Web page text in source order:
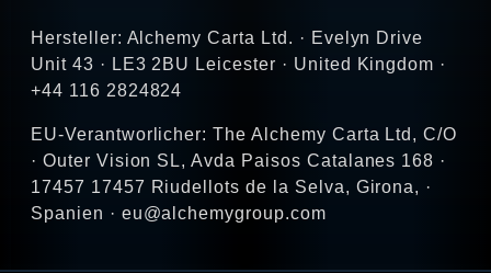
Hersteller: Alchemy Carta Ltd. · Evelyn Drive
Unit 43 · LE3 2BU Leicester · United Kingdom ·
+44 116 2824824
EU-Verantworlicher: The Alchemy Carta Ltd, C/O
· Outer Vision SL, Avda Paisos Catalanes 168 ·
17457 17457 Riudellots de la Selva, Girona, ·
Spanien · eu@alchemygroup.com